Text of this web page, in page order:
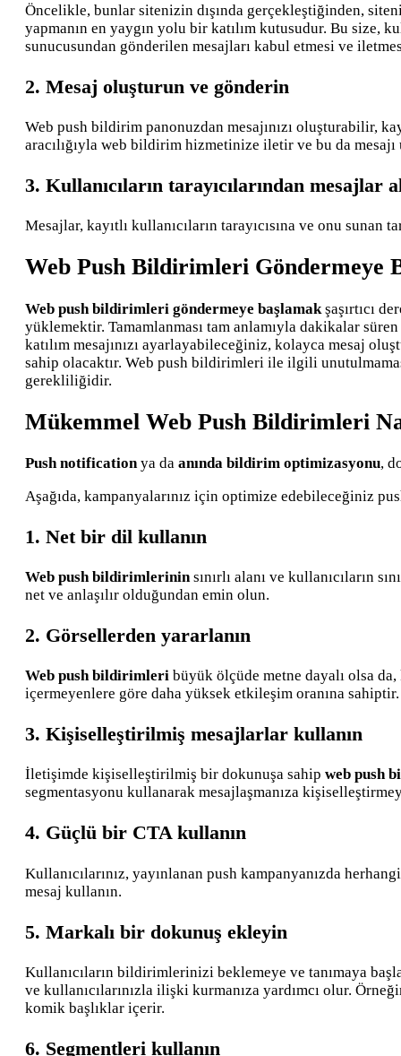
Öncelikle, bunlar sitenizin dışında gerçekleştiğinden,
yapmanın en yaygın yolu bir katılım kutusudur. Bu size,
sunucusundan gönderilen mesajları kabul etmesi ve
2. Mesaj oluşturun ve gönderin
Web push bildirim panonuzdan mesajınızı oluşturabilir,
aracılığıyla web bildirim hizmetinize iletir ve bu da
3. Kullanıcıların tarayıcılarından mesajlar
Mesajlar, kayıtlı kullanıcıların tarayıcısına ve onu sunan
Web Push Bildirimleri Göndermeye
Web push bildirimleri göndermeye başlamak şaşırtıcı
yüklemektir. Tamamlanması tam anlamıyla dakikalar
katılım mesajınızı ayarlayabileceğiniz, kolayca mesaj
sahip olacaktır. Web push bildirimleri ile ilgili
gerekliliğidir.
Mükemmel Web Push Bildirimleri
Push notificationya da anında bildirim optimizasyonu,
Aşağıda, kampanyalarınız için optimize edebileceğiniz
1. Net bir dil kullanın
Web push bildirimlerininsınırlı alanı ve kullanıcıların
net ve anlaşılır olduğundan emin olun.
2. Görsellerden yararlanın
Web push bildirimleri büyük ölçüde metne dayalı olsa
içermeyenlere göre daha yüksek etkileşim oranına sahiptir.
3. Kişiselleştirilmiş mesajlarlar kullanın
İletişimde kişiselleştirilmiş bir dokunuşa sahip web push
segmentasyonu kullanarak mesajlaşmanıza
4. Güçlü bir CTA kullanın
Kullanıcılarınız, yayınlanan push kampanyanızda
mesaj kullanın.
5. Markalı bir dokunuş ekleyin
Kullanıcıların bildirimlerinizi beklemeye ve tanımaya
ve kullanıcılarınızla ilişki kurmanıza yardımcı olur.
komik başlıklar içerir.
6. Segmentleri kullanın